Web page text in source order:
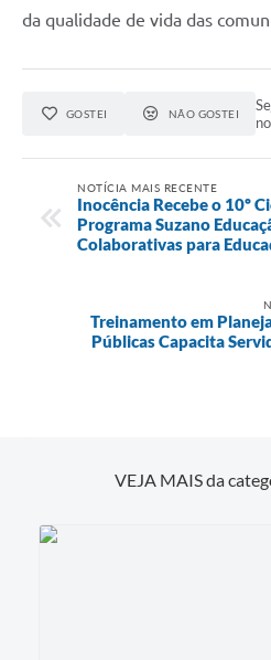
da qualidade de vida das
GOSTEI NÃO GOSTEI
NOTÍCIA MAIS RECENTE
Inocência Recebe o 10º
Programa Suzano
Colaborativas para
Treinamento em
Públicas Capacita
VEJA MAIS da